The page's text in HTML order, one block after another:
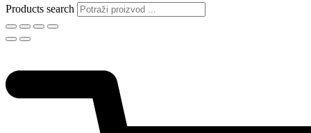
Products search